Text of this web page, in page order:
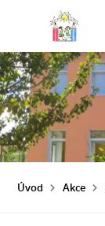
Úvod Akce